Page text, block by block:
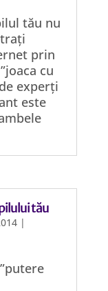
tău nu
prin
cu
experți
este
tău
|